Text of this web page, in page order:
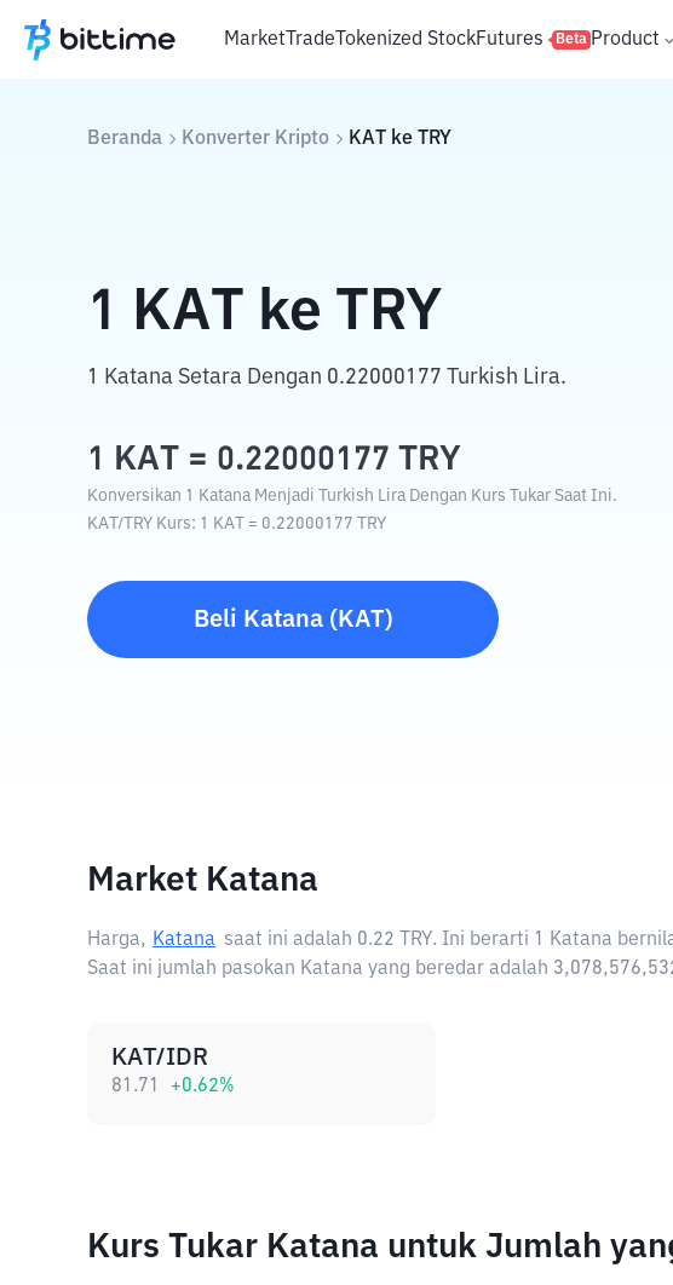
MarketTradeTokenized StockFutures Beta Product
Beranda Konverter Kripto KAT ke TRY
1 KAT ke TRY
1 Katana Setara Dengan 0.22000177 Turkish Lira.
1 KAT = 0.22000177 TRY
Konversikan 1 Katana Menjadi Turkish Lira Dengan Kurs Tukar Saat Ini.
KAT / TRY Kurs: 1 KAT = 0.22000177 TRY
Beli Katana( KAT)
Market Katana
Harga, Katana saat ini adalah 0.22 TRY. Ini berarti 1 Katana
Saat ini jumlah pasokan Katana yang beredar adalah
KAT/IDR
81.71 +0.62%
Kurs Tukar Katana untuk Jumlah